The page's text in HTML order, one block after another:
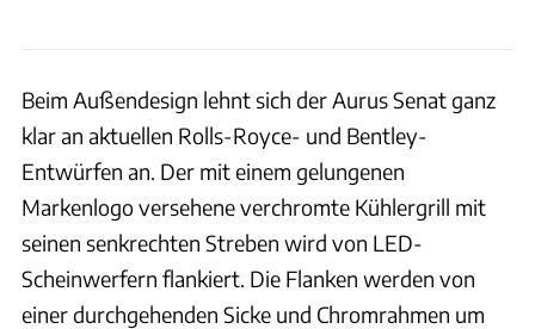
Beim Außendesign lehnt sich der Aurus Senat ganz
klar an aktuellen Rolls-Royce- und Bentley-
Entwürfen an. Der mit einem gelungenen
Markenlogo versehene verchromte Kühlergrill mit
seinen senkrechten Streben wird von LED-
Scheinwerfern flankiert. Die Flanken werden von
einer durchgehenden Sicke und Chromrahmen um